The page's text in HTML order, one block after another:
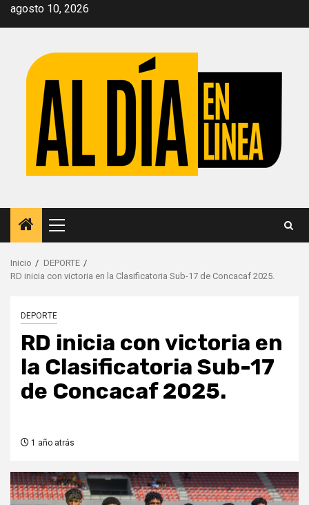
Saltar
agosto 10, 2026
Menú
principal
Inicio
DEPORTE
RD inicia con victoria en la Clasificatoria Sub-17 de Concacaf 2025.
DEPORTE
RD inicia con victoria en
la Clasificatoria Sub-17
de Concacaf 2025.
1 año atrás